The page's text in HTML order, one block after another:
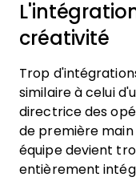
créativité
Trop
similaire à celui
directrice des
de première main
équipe devient
entièrement